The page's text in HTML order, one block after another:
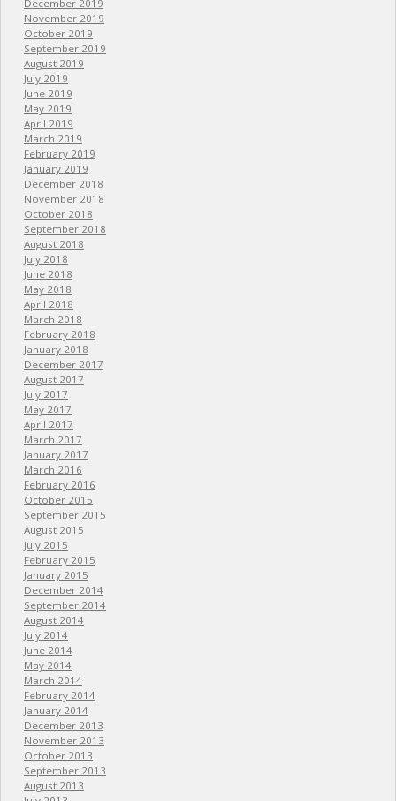
December 2019
November 2019
October 2019
September 2019
August 2019
July 2019
June 2019
May 2019
April 2019
March 2019
February 2019
January 2019
December 2018
November 2018
October 2018
September 2018
August 2018
July 2018
June 2018
May 2018
April 2018
March 2018
February 2018
January 2018
December 2017
August 2017
July 2017
May 2017
April 2017
March 2017
January 2017
March 2016
February 2016
October 2015
September 2015
August 2015
July 2015
February 2015
January 2015
December 2014
September 2014
August 2014
July 2014
June 2014
May 2014
March 2014
February 2014
January 2014
December 2013
November 2013
October 2013
September 2013
August 2013